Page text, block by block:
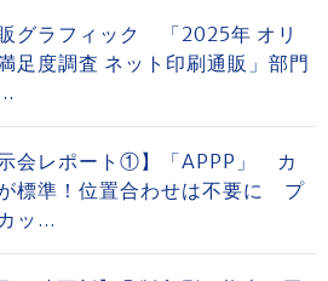
グラフィック 「2025年 オリ
足度調査 ネット印刷通販」部門
示会レポート①】「APPP」 カ
標準！位置合わせは不要に プ
ッ...